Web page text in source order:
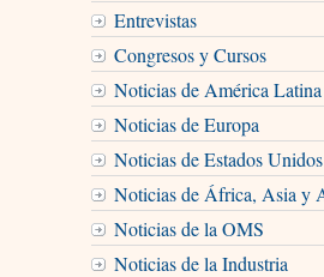
Entrevistas
Congresos y Cursos
Noticias de América Latina
Noticias de Europa
Noticias de Estados
Noticias de África, Asia y
Noticias de la OMS
Noticias de la Industria